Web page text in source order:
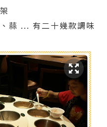
蒜 ... 有二十幾款調味